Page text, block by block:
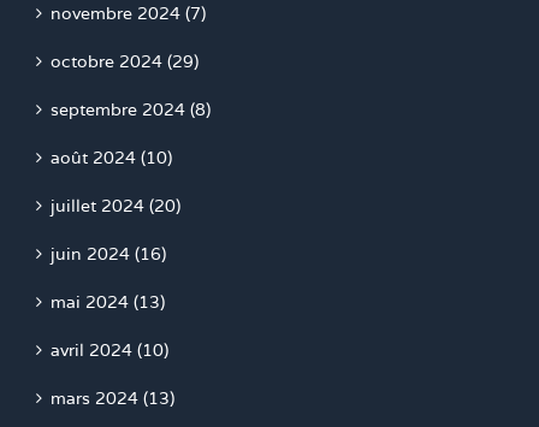
novembre 2024 (7)
octobre 2024 (29)
septembre 2024 (8)
août 2024 (10)
juillet 2024 (20)
juin 2024 (16)
mai 2024 (13)
avril 2024 (10)
mars 2024 (13)